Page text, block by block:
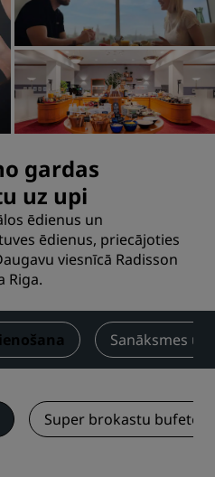
gardas
uz upi
ēdienus un
ēdienus, priecājoties
viesnīcā Radisson
Riga.
Sanāksmes
Super brokastu bufete